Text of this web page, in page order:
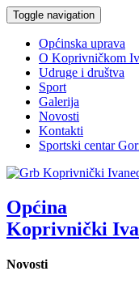
Toggle navigation
Općinska uprava
O Koprivničkom
Udruge i društva
Sport
Galerija
Novosti
Kontakti
Sportski centar
Općina
Koprivnički
Novosti